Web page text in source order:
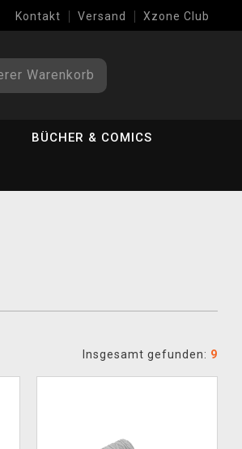
Kontakt Versand Xzone Club
Warenkorb
BÜCHER & COMICS
Insgesamt gefunden: 9